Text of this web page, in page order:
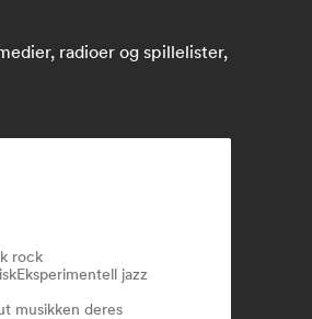
radioer og spillelister,
rock
Eksperimentell jazz
musikken deres